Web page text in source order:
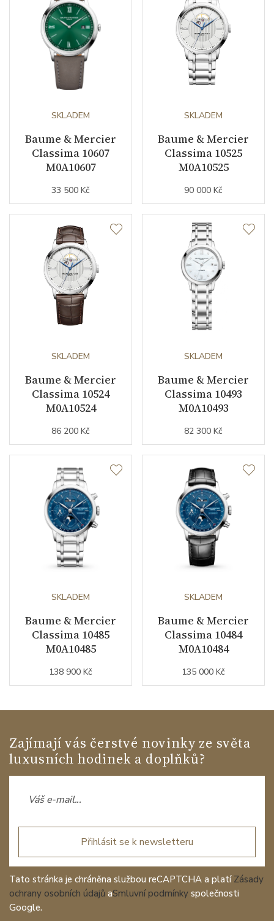
Řemínek / Spona
Materiál řemínku nerezová ocel
Barva řemínku
Materiál spony nerezová ocel
Doplňující údaje
Záruční doba
nepodnikatelé (měsíců)
Modelová řada
SKLADEM
Baume & Mercier
Classima 10607
M0A10607
33 500 Kč
SKLADEM
Baume & Mercier
Classima 10525
M0A10525
90 000 Kč
SKLADEM
Baume & Mercier
Classima 10524
M0A10524
86 200 Kč
SKLADEM
Baume & Mercier
Classima 10493
M0A10493
82 300 Kč
SKLADEM
Baume & Mercier
Classima 10485
M0A10485
138 900 Kč
SKLADEM
Baume & Mercier
Classima 10484
M0A10484
135 000 Kč
Zajímají vás čerstvé novinky ze světa
luxusních hodinek a doplňků?
Přihlásit se k newsletteru
Tato stránka je chráněna službou reCAPTCHA a platí Zásady
ochrany osobních údajů aSmluvní podmínky společnosti
Google.